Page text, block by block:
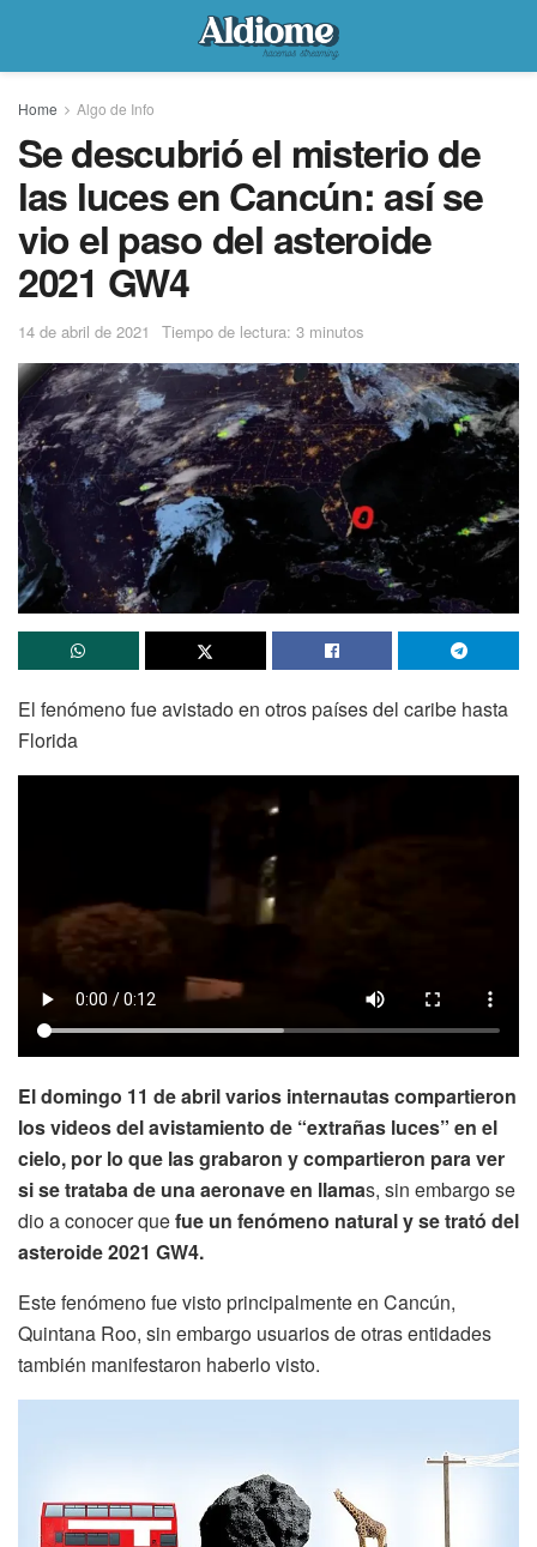
Home Algo de Info
Se descubrió el misterio de
las luces en Cancún: así se
vio el paso del asteroide
2021 GW4
14 de abril de 2021 Tiempo de lectura: 3 minutos
El fenómeno fue avistado en otros países del caribe hasta
Florida
El domingo 11 de abril varios internautas compartieron
los videos del avistamiento de “extrañas luces” en el
cielo, por lo que las grabaron y compartieron para ver
si se trataba de una aeronave en llamas, sin embargo se
dio a conocer quefue un fenómeno natural y se trató del
asteroide 2021 GW4.
Este fenómeno fue visto principalmente en Cancún,
Quintana Roo, sin embargo usuarios de otras entidades
también manifestaron haberlo visto.